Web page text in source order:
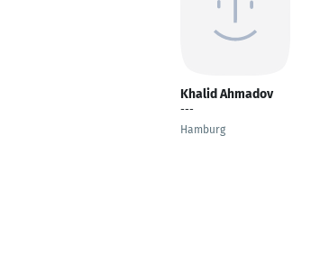
Khalid Ahmadov
---
Hamburg